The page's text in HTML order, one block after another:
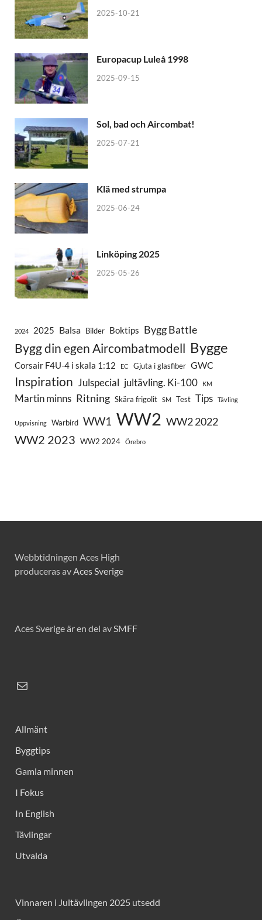
2025-10-21
Europacup Luleå 1998
2025-09-15
Sol, bad och Aircombat!
2025-07-21
Klä med strumpa
2025-06-24
Linköping 2025
2025-05-26
2024 2025 Balsa Bilder Boktips Bygg Battle
Bygg din egen Aircombatmodell Bygge
Corsair F4U-4 i skala 1:12 EC Gjuta i glasfiber GWC
Inspiration Julspecial jultävling. Ki-100 KM
Martin minns Ritning Skära frigolit SM Test Tips Tävling
Uppvisning Warbird WW1 WW2 WW2 2022
WW2 2023 WW2 2024 Örebro
Webbtidningen Aces High
produceras avAces Sverige
Aces Sverige är en del avSMFF
Allmänt
Byggtips
Gamla minnen
I Fokus
In English
Tävlingar
Utvalda
Vinnaren i Jultävlingen 2025 utsedd